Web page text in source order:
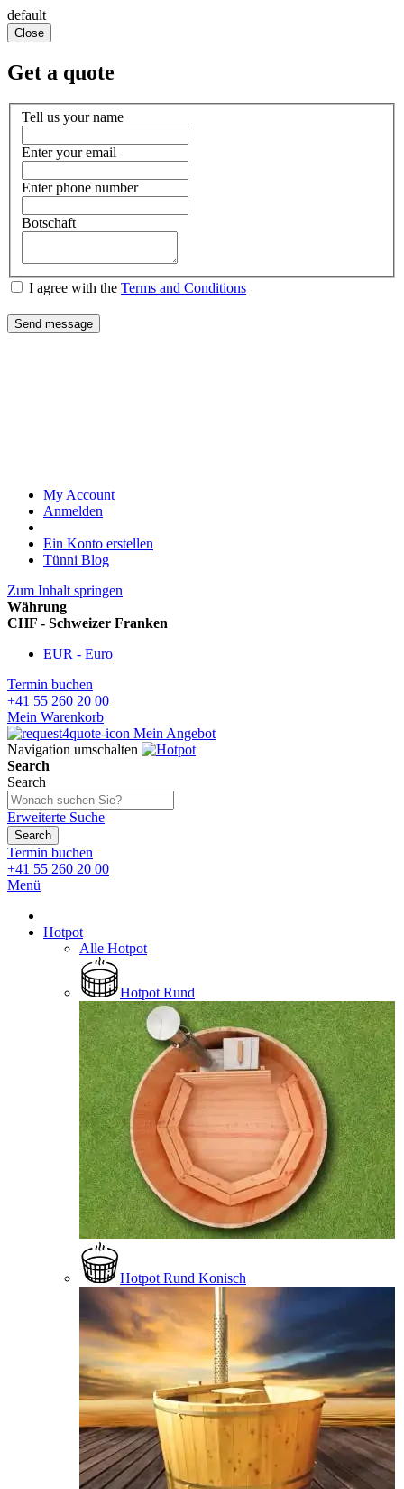
default
Close
Get a quote
Tell us your name
Enter your email
Enter phone number
Botschaft
I agree with the Terms and Conditions
Send message
My Account
Anmelden
Ein Konto erstellen
Tünni Blog
Zum Inhalt springen
Währung
CHF - Schweizer Franken
EUR - Euro
Termin buchen
+41 55 260 20 00
Mein Warenkorb
Mein Angebot
Navigation umschalten
Search
Search
Erweiterte Suche
Search
Termin buchen
+41 55 260 20 00
Menü
Hotpot
Alle Hotpot
Hotpot Rund
Hotpot Rund Konisch